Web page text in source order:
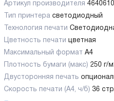
Артикул производителя
Тип принтера светодиодный
Технология печати
Цветность печати
цветная
Максимальный формат А4
Плотность бумаги (макс) 250 г/
Двусторонняя печать
Скорость печати (А4, ч/б) 36